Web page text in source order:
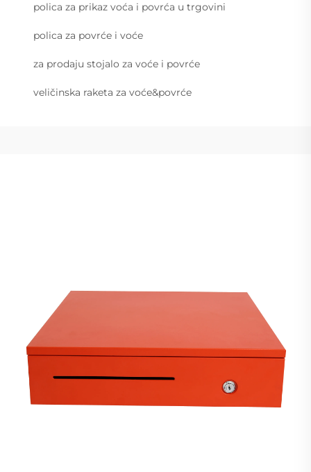
polica za prikaz voća i povrća u trgovini
polica za povrće i voće
za prodaju stojalo za voće i povrće
veličinska raketa za voće&povrće